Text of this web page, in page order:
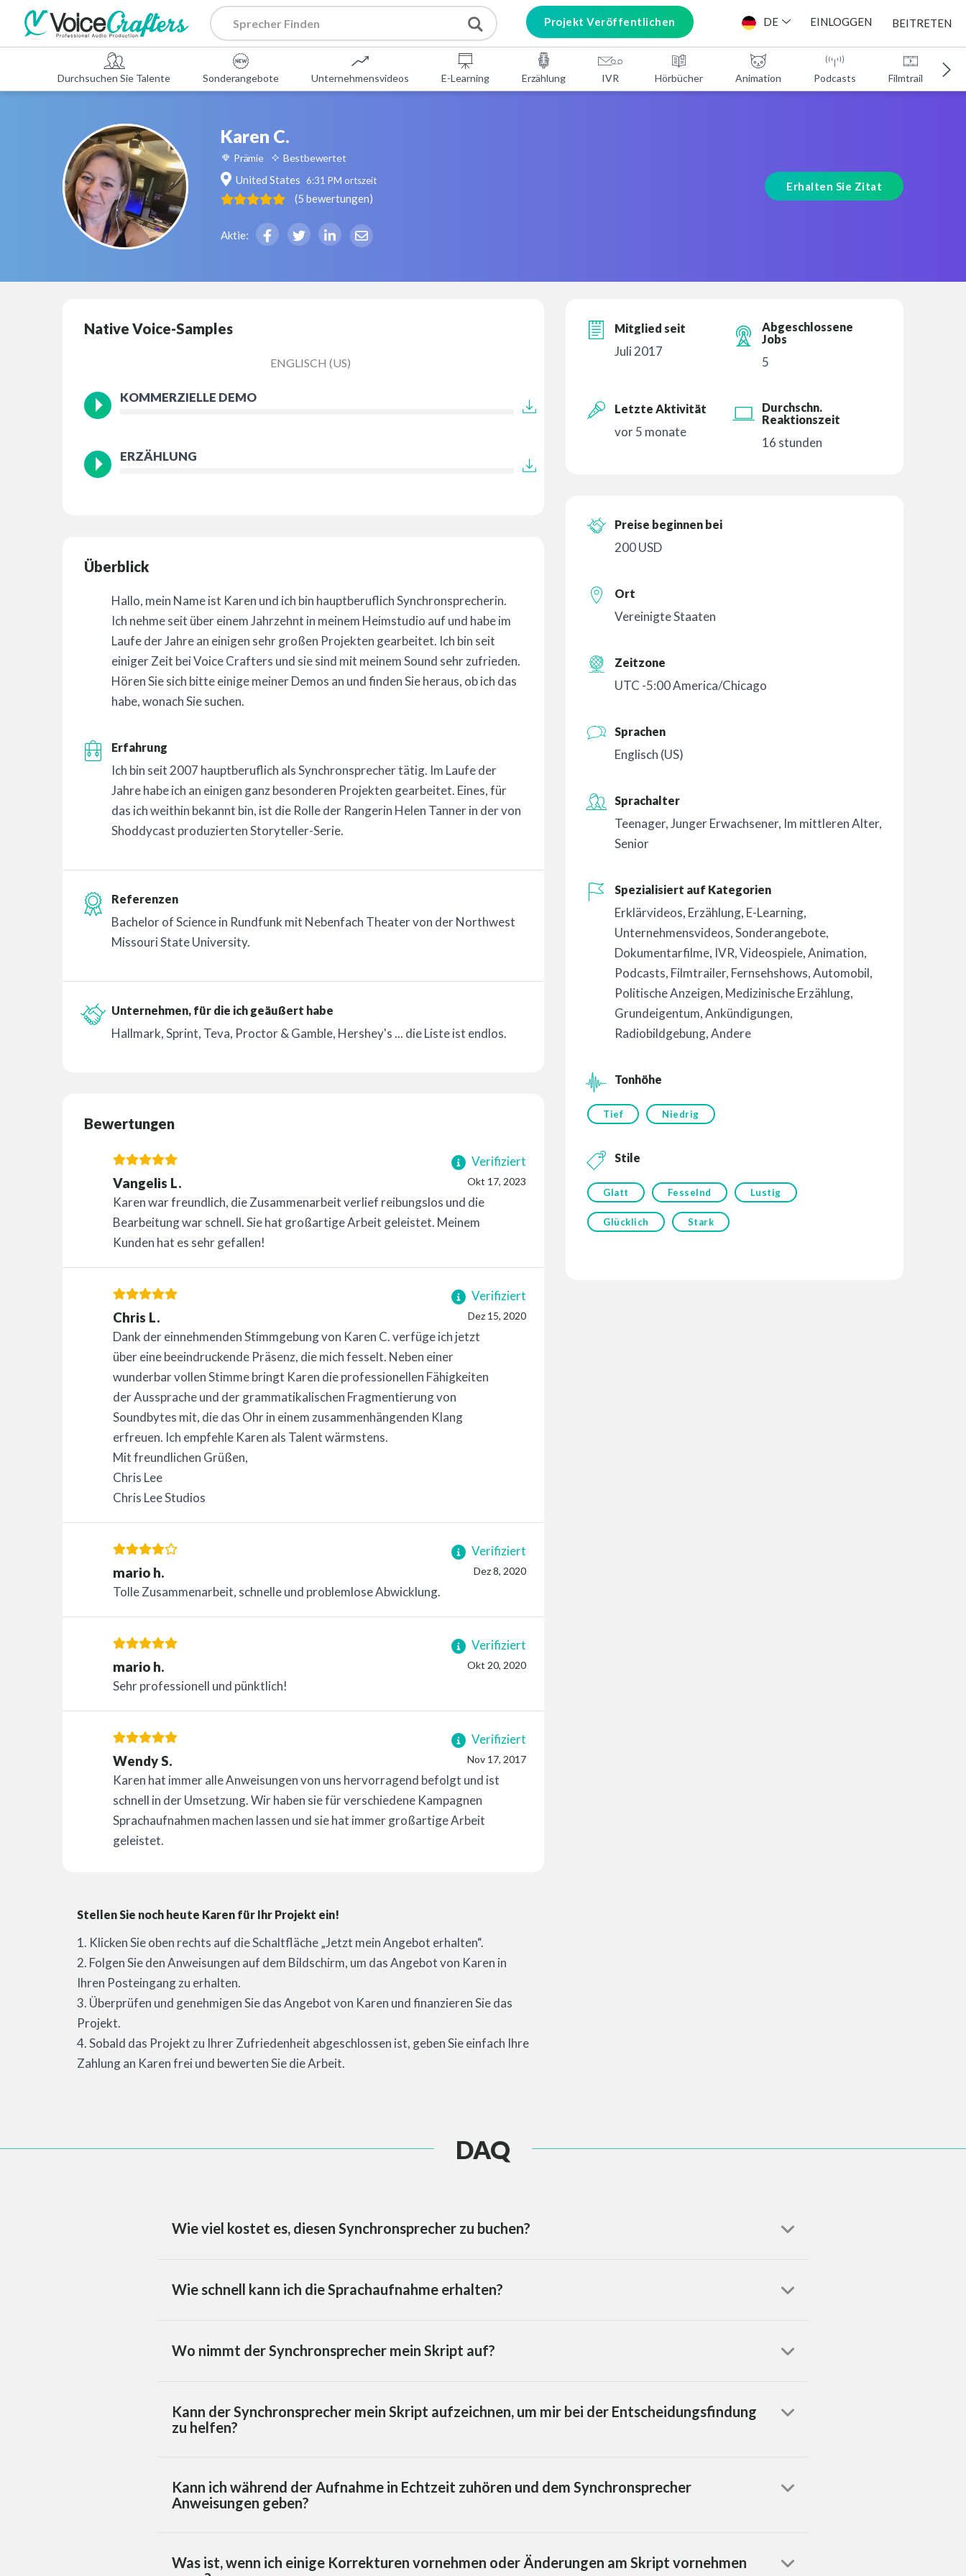
Projekt Veröffentlichen DE EINLOGGEN BEITRETEN
Durchsuchen Sie Talente Sonderangebote Unternehmensvideos E-Learning Erzählung IVR Hörbücher Animation Podcasts Filmtrailer
Karen C.
Prämie Bestbewertet
United States 6:31 PM ortszeit
(5 bewertungen)
Aktie:
Erhalten Sie Zitat
Native Voice-Samples
ENGLISCH (US)
KOMMERZIELLE DEMO
ERZÄHLUNG
Überblick
Hallo, mein Name ist Karen und ich bin hauptberuflich Synchronsprecherin.
Ich nehme seit über einem Jahrzehnt in meinem Heimstudio auf und habe im
Laufe der Jahre an einigen sehr großen Projekten gearbeitet. Ich bin seit
einiger Zeit bei Voice Crafters und sie sind mit meinem Sound sehr zufrieden.
Hören Sie sich bitte einige meiner Demos an und finden Sie heraus, ob ich das
habe, wonach Sie suchen.
Erfahrung
Ich bin seit 2007 hauptberuflich als Synchronsprecher tätig. Im Laufe der
Jahre habe ich an einigen ganz besonderen Projekten gearbeitet. Eines, für
das ich weithin bekannt bin, ist die Rolle der Rangerin Helen Tanner in der von
Shoddycast produzierten Storyteller-Serie.
Referenzen
Bachelor of Science in Rundfunk mit Nebenfach Theater von der Northwest
Missouri State University.
Unternehmen, für die ich geäußert habe
Hallmark, Sprint, Teva, Proctor & Gamble, Hershey's ... die Liste ist endlos.
Bewertungen
Verifiziert
Okt 17, 2023
Vangelis L.
Karen war freundlich, die Zusammenarbeit verlief reibungslos und die
Bearbeitung war schnell. Sie hat großartige Arbeit geleistet. Meinem
Kunden hat es sehr gefallen!
Verifiziert
Dez 15, 2020
Chris L.
Dank der einnehmenden Stimmgebung von Karen C. verfüge ich jetzt
über eine beeindruckende Präsenz, die mich fesselt. Neben einer
wunderbar vollen Stimme bringt Karen die professionellen Fähigkeiten
der Aussprache und der grammatikalischen Fragmentierung von
Soundbytes mit, die das Ohr in einem zusammenhängenden Klang
erfreuen. Ich empfehle Karen als Talent wärmstens.
Mit freundlichen Grüßen,
Chris Lee
Chris Lee Studios
Verifiziert
Dez 8, 2020
mario h.
Tolle Zusammenarbeit, schnelle und problemlose Abwicklung.
Verifiziert
Okt 20, 2020
mario h.
Sehr professionell und pünktlich!
Verifiziert
Nov 17, 2017
Wendy S.
Karen hat immer alle Anweisungen von uns hervorragend befolgt und ist
schnell in der Umsetzung. Wir haben sie für verschiedene Kampagnen
Sprachaufnahmen machen lassen und sie hat immer großartige Arbeit
geleistet.
Stellen Sie noch heute Karen für Ihr Projekt ein!
1. Klicken Sie oben rechts auf die Schaltfläche „Jetzt mein Angebot erhalten“.
2. Folgen Sie den Anweisungen auf dem Bildschirm, um das Angebot von Karen in
Ihren Posteingang zu erhalten.
3. Überprüfen und genehmigen Sie das Angebot von Karen und finanzieren Sie das
Projekt.
4. Sobald das Projekt zu Ihrer Zufriedenheit abgeschlossen ist, geben Sie einfach Ihre
Zahlung an Karen frei und bewerten Sie die Arbeit.
Mitglied seit
Juli 2017
Abgeschlossene
Jobs
5
Letzte Aktivität
vor 5 monate
Durchschn.
Reaktionszeit
16 stunden
Preise beginnen bei
200 USD
Ort
Vereinigte Staaten
Zeitzone
UTC -5:00 America/Chicago
Sprachen
Englisch (US)
Sprachalter
Teenager,Junger Erwachsener, Im mittleren Alter,
Senior
Spezialisiert auf Kategorien
Erklärvideos, Erzählung, E-Learning,
Unternehmensvideos,Sonderangebote,
Dokumentarfilme, IVR,Videospiele,Animation,
Podcasts, Filmtrailer, Fernsehshows,Automobil,
Politische Anzeigen, Medizinische Erzählung,
Grundeigentum,Ankündigungen,
Radiobildgebung,Andere
Tonhöhe
Tief Niedrig
Stile
Glatt Fesselnd Lustig
Glücklich Stark
DAQ
Wie viel kostet es, diesen Synchronsprecher zu buchen?
Wie schnell kann ich die Sprachaufnahme erhalten?
Wo nimmt der Synchronsprecher mein Skript auf?
Kann der Synchronsprecher mein Skript aufzeichnen, um mir bei der Entscheidungsfindung
zu helfen?
Kann ich während der Aufnahme in Echtzeit zuhören und dem Synchronsprecher
Anweisungen geben?
Was ist, wenn ich einige Korrekturen vornehmen oder Änderungen am Skript vornehmen